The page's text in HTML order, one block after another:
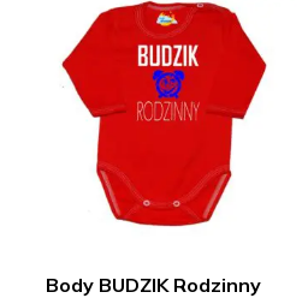
Body BUDZIK Rodzinny